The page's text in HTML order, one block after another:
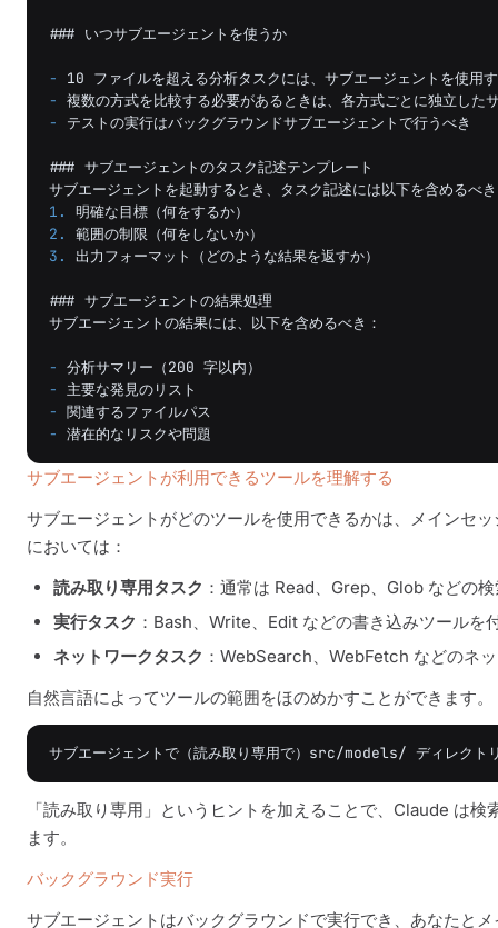
### いつサブエージェントを使うか
-
-
-
テストの実行はバックグラウンドサブエージェントで行うべき
### サブエージェントのタスク記述テンプレート
1.
2.
3.
出力フォーマット（どのような結果を返すか）
### サブエージェントの結果処理
サブエージェントの結果には、以下を含めるべき：
-
-
-
-
サブエージェントが利用できるツールを理解する
サブエージェントがどのツールを使用できるかは、メインセ
においては：
読み取り専用タスク ：通常は Read、Grep、Glob などの
実行タスク ：Bash、Write、Edit などの書き込みツールを
ネットワークタスク ：WebSearch、WebFetch などのネ
自然言語によってツールの範囲をほのめかすことができます。
「読み取り専用」というヒントを加えることで、Claude は
ます。
バックグラウンド実行
サブエージェントはバックグラウンドで実行でき、あなたと